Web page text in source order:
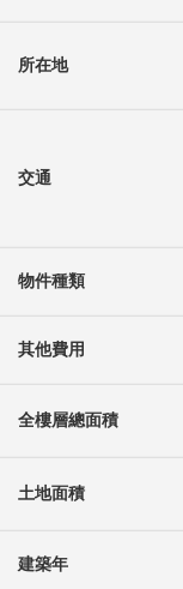
所在地
交通
物件種類
其他費用
全樓層總面積
土地面積
建築年